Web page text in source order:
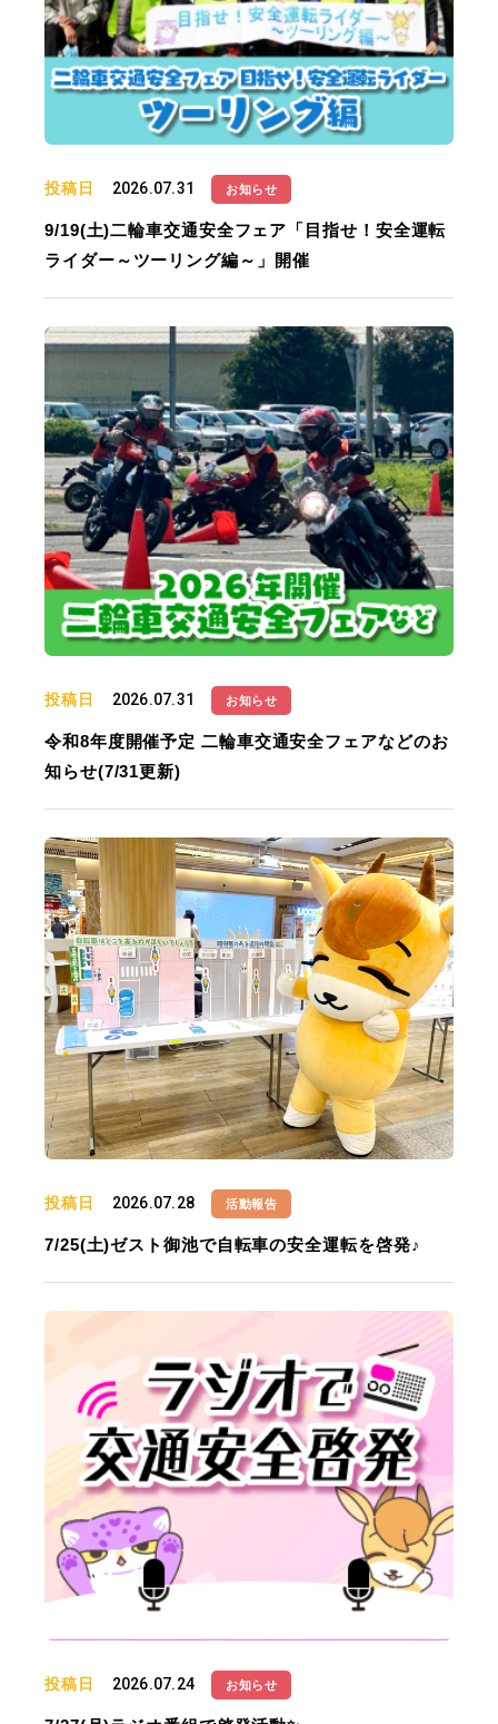
投稿日 2026.07.31 お知らせ
9/19(土)二輪車交通安全フェア「目指せ！安全運転
ライダー～ツーリング編～」開催
投稿日 2026.07.31 お知らせ
令和8年度開催予定 二輪車交通安全フェアなどのお
知らせ(7/31更新)
投稿日 2026.07.28 活動報告
7/25(土)ゼスト御池で自転車の安全運転を啓発♪
投稿日 2026.07.24 お知らせ